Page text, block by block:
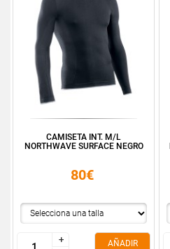
CAMISETA INT. M/L
NORTHWAVE SURFACE NEGRO
80€
+
+
AÑADIR